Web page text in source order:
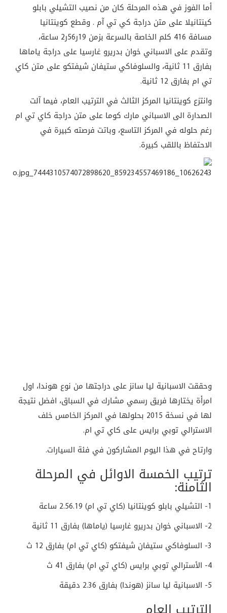
أما الفوز في هذه المرحلة كان من نصيب التشيلي بابلو
كينتانيلا على متن دراجة كي تي آم . وقطع كوينتانيا
مسافة 416 كلم الخاصة بالسرعة بزمن 19ر56ر2 ساعة،
وتقدم على الاسباني خوان بدريرو غارسيا على دراجة ياماها
بفارق 11 ثانية، والسلوفاكي ستيفان شيفتكو على متن كاي
تي ام بفارق 12 ثانية.
وانتزع كوينتانيا المركز الثالث في الترتيب العام، فيما آلت
الصدارة الى الاسباني مارك كوما على متن دراجة كاي تي ام
رغم حلوله في المركز التاسع، وباتت فرصته كبيرة في
الاحتفاظ باللقب كبيرة.
وحققت الاسبانية ليا سانز على دراجتها من نوع هوندا، اول
امرأة يختارها فريق رسمي مشارك في السباق، افضل نتيجة
لها في نسخة 2015 بحلولها في المركز الخامس خلف
الاسترالي توبي برايس على كاي تي ام.
وارتاح في هذا اليوم المشاركون في فئة السيارات.
ترتيب الخمسة الاوائل في المرحلة
الثامنة:
1- التشيلي بابلو كوينتانيا (كاي تي ام) 2.56.19 ساعة
2- الاسباني خوان بدريرو غارسيا (ياماها) بفارق 11 ثانية
3- السلوفاكي ستيفان شيفتكو (كاي تي ام) بفارق 12 ث
4- الأسترالي توبي برايس (كاي تي ام) بفارق 41 ث
5- الاسبانية ليا سانز (هوندا) بفارق 2.36 دقيقة